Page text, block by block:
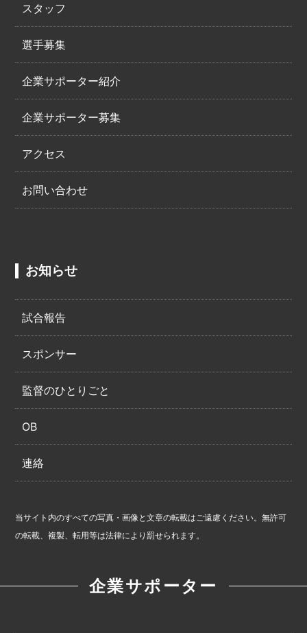
スタッフ
選手募集
企業サポーター紹介
企業サポーター募集
アクセス
お問い合わせ
お知らせ
試合報告
スポンサー
監督のひとりごと
OB
連絡
当サイト内のすべての写真・画像と文章の転載はご遠慮ください。無許可
の転載、複製、転用等は法律により罰せられます。
企業サポーター